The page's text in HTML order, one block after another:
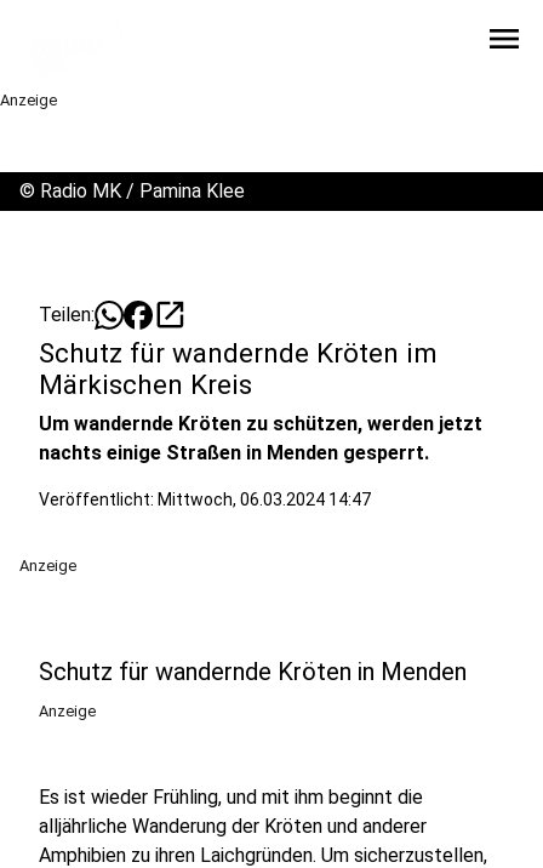
menu
Anzeige
© Radio MK / Pamina Klee
Teilen: open_in_new
Schutz für wandernde Kröten im
Märkischen Kreis
Um wandernde Kröten zu schützen, werden jetzt
nachts einige Straßen in Menden gesperrt.
Veröffentlicht: Mittwoch, 06.03.2024 14:47
Anzeige
Schutz für wandernde Kröten in Menden
Anzeige
Es ist wieder Frühling, und mit ihm beginnt die
alljährliche Wanderung der Kröten und anderer
Amphibien zu ihren Laichgründen. Um sicherzustellen,